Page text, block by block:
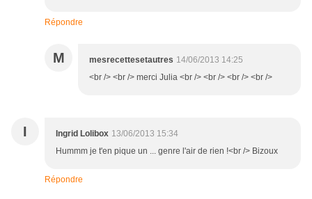
Répondre
M mesrecettesetautres 14/06/2013 14:25
<br /> <br /> merci Julia <br /> <br /> <br /> <br />
I Ingrid Lolibox 13/06/2013 15:34
Hummm je t'en pique un ... genre l'air de rien !<br /> Bizoux
Répondre